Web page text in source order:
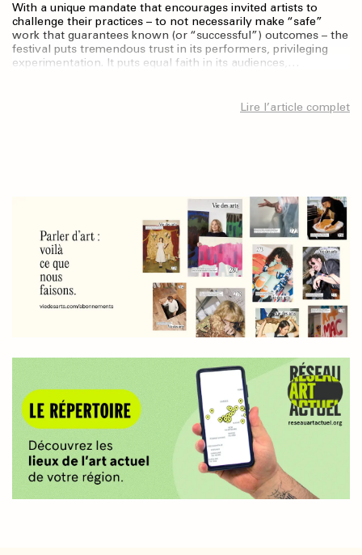
With a unique mandate that encourages invited artists to
challenge their practices – to not necessarily make “safe”
work that guarantees known (or “successful”) outcomes – the
festival puts tremendous trust in its performers, privileging
experimentation. It puts equal faith in its audiences,…
Lire l’article complet